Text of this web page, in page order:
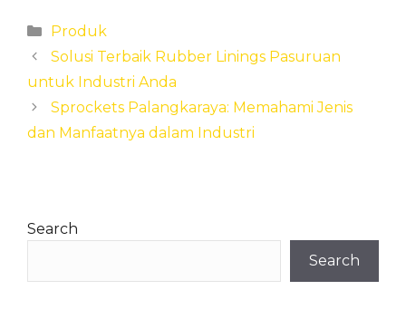
Categories
Produk
Solusi Terbaik Rubber Linings Pasuruan
untuk Industri Anda
Sprockets Palangkaraya: Memahami Jenis
dan Manfaatnya dalam Industri
Search
Search